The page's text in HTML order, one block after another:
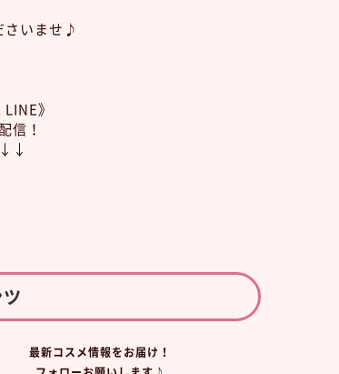
さいませ♪
》
信！
↓↓
最新コスメ情報をお届け！